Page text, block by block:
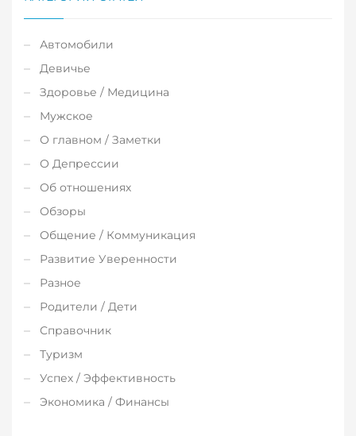
Автомобили
Девичье
Здоровье / Медицина
Мужское
О главном / Заметки
О Депрессии
Об отношениях
Обзоры
Общение / Коммуникация
Развитие Уверенности
Разное
Родители / Дети
Справочник
Туризм
Успех / Эффективность
Экономика / Финансы